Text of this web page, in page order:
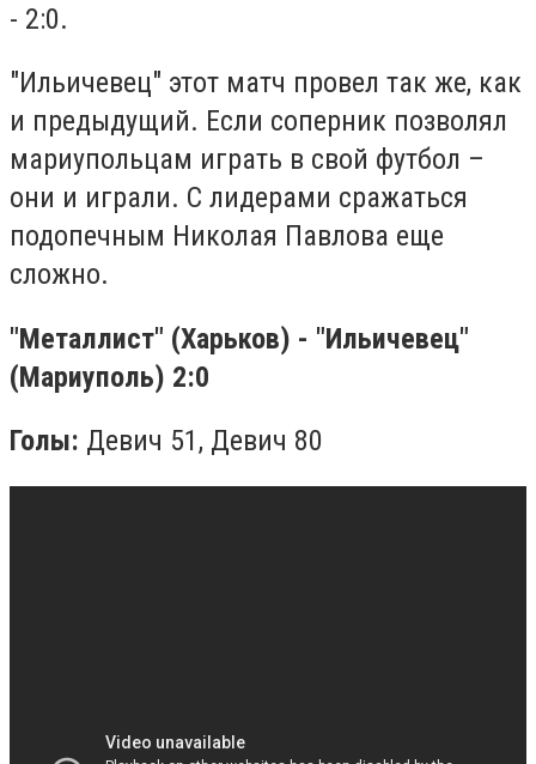
- 2:0.
"Ильичевец" этот матч провел так же, как
и предыдущий. Если соперник позволял
мариупольцам играть в свой футбол –
они и играли. С лидерами сражаться
подопечным Николая Павлова еще
сложно.
"Металлист" (Харьков) - "Ильичевец"
(Мариуполь) 2:0
Голы: Девич 51, Девич 80